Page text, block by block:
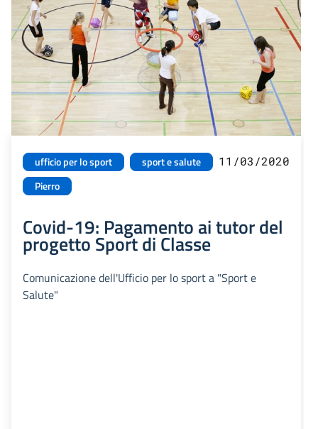
ufficio per lo sport
sport e salute
Pierro
11/03/2020
Covid-19: Pagamento ai tutor del
progetto Sport di Classe
Comunicazione dell'Ufficio per lo sport a "Sport e
Salute"